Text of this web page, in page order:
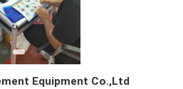
Equipment Co.,Ltd